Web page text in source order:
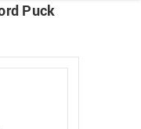
Puck